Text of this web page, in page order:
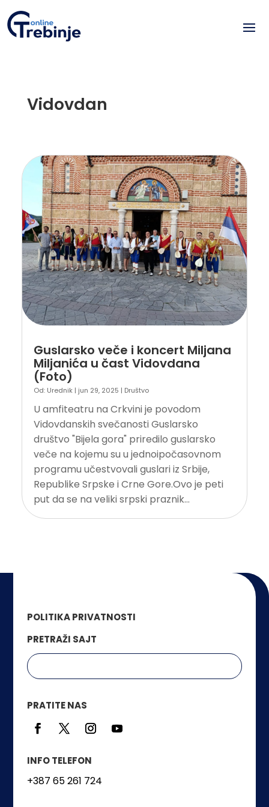
Vidovdan
Guslarsko veče i koncert Miljana
Miljanića u čast Vidovdana
(Foto)
Od: Urednik| jun 29, 2025 | Društvo
U amfiteatru na Crkvini je povodom
Vidovdanskih svečanosti Guslarsko
društvo "Bijela gora" priredilo guslarsko
veče na kojemu su u jednoipočasovnom
programu učestvovali guslari iz Srbije,
Republike Srpske i Crne Gore.Ovo je peti
put da se na veliki srpski praznik...
POLITIKA PRIVATNOSTI
PRETRAŽI SAJT
PRATITE NAS
INFO TELEFON
+387 65 261 724